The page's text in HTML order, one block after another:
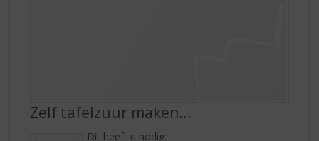
Zelf tafelzuur maken…
Dit heeft u nodig: